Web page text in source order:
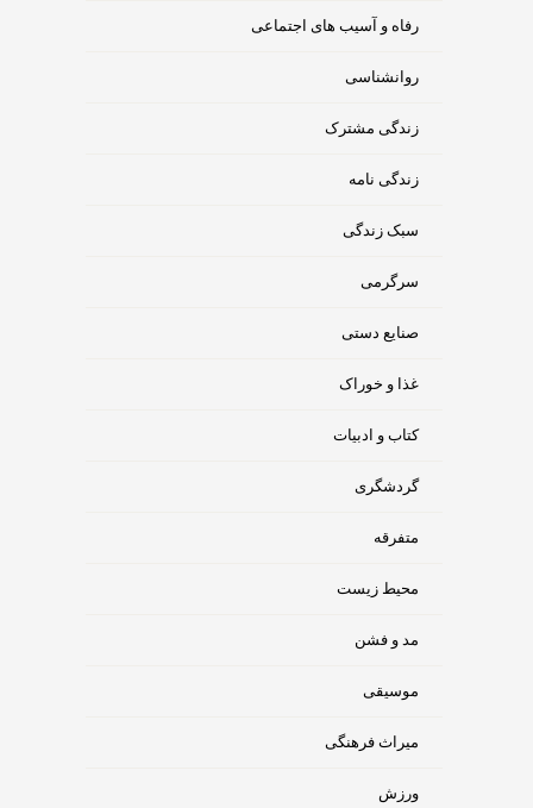
رفاه و آسیب های اجتماعی
روانشناسی
زندگی مشترک
زندگی نامه
سبک زندگی
سرگرمی
صنایع دستی
غذا و خوراک
کتاب و ادبیات
گردشگری
متفرقه
محیط زیست
مد و فشن
موسیقی
میراث فرهنگی
ورزش